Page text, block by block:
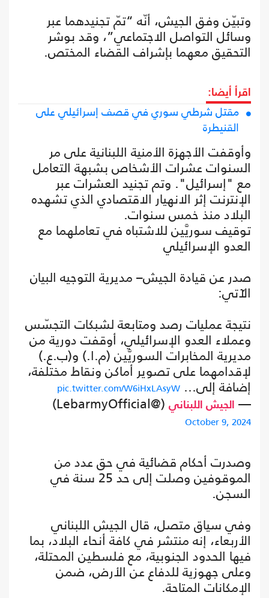
وتبيّن وفق الجيش، أنّه “تمّ تجنيدهما عبر
وسائل التواصل الاجتماعي”، وقد بوشر
التحقيق معهما بإشراف القضاء المختص.
اقرأ أيضا:
مقتل شرطي سوري في قصف إسرائيلي على
القنيطرة
وأوقفت الأجهزة الأمنية اللبنانية على مر
السنوات عشرات الأشخاص بشبهة التعامل
مع "إسرائيل". وتم تجنيد العشرات عبر
الإنترنت إثر الانهيار الاقتصادي الذي تشهده
البلاد منذ خمس سنوات.
توقيف سوريَّين للاشتباه في تعاملهما مع
العدو الإسرائيلي
صدر عن قيادة الجيش– مديرية التوجيه البيان
الآتي:
نتيجة عمليات رصد ومتابعة لشبكات التجسّس
وعملاء العدو الإسرائيلي، أوقفت دورية من
مديرية المخابرات السوريَّين (م.ا.) و(ب.ع.)
لإقدامهما على تصوير أماكن ونقاط مختلفة،
إضافة إلى… pic.twitter.com/W6iHxLAsyW
— الجيش اللبناني (@LebarmyOfficial)
October 9, 2024
وصدرت أحكام قضائية في حق عدد من
الموقوفين وصلت إلى حد 25 سنة في
السجن.
وفي سياق متصل، قال الجيش اللبناني
الأربعاء، إنه منتشر في كافة أنحاء البلاد، بما
فيها الحدود الجنوبية، مع فلسطين المحتلة،
وعلى جهوزية للدفاع عن الأرض، ضمن
الإمكانات المتاحة.